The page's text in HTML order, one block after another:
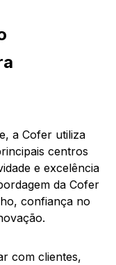
a Cofer utiliza
centros
e excelência
da Cofer
confiança no
com clientes,